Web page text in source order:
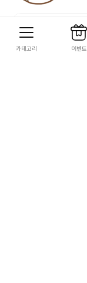
카테고리 이벤트